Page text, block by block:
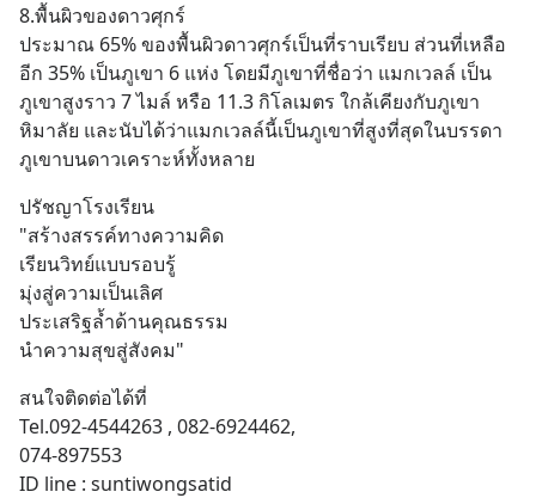
8.พื้นผิวของดาวศุกร์
ประมาณ 65% ของพื้นผิวดาวศุกร์เป็นที่ราบเรียบ ส่วนที่เหลือ
อีก 35% เป็นภูเขา 6 แห่ง โดยมีภูเขาที่ชื่อว่า แมกเวลล์ เป็น
ภูเขาสูงราว 7 ไมล์ หรือ 11.3 กิโลเมตร ใกล้เคียงกับภูเขา
หิมาลัย และนับได้ว่าแมกเวลล์นี้เป็นภูเขาที่สูงที่สุดในบรรดา
ภูเขาบนดาวเคราะห์ทั้งหลาย
ปรัชญาโรงเรียน
"สร้างสรรค์ทางความคิด
เรียนวิทย์แบบรอบรู้
มุ่งสู่ความเป็นเลิศ
ประเสริฐล้ำด้านคุณธรรม
นำความสุขสู่สังคม"
สนใจติดต่อได้ที่
Tel.092-4544263 , 082-6924462,
074-897553
ID line : suntiwongsatid